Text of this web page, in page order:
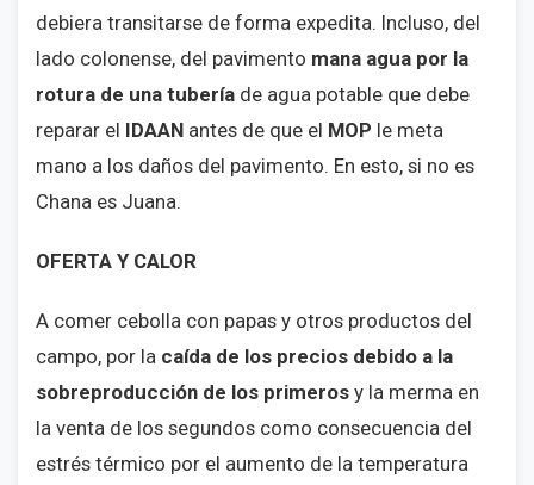
debiera transitarse de forma expedita. Incluso, del
lado colonense, del pavimento mana agua por la
rotura de una tubería de agua potable que debe
reparar el IDAAN antes de que el MOP le meta
mano a los daños del pavimento. En esto, si no es
Chana es Juana.
OFERTA Y CALOR
A comer cebolla con papas y otros productos del
campo, por la caída de los precios debido a la
sobreproducción de los primeros y la merma en
la venta de los segundos como consecuencia del
estrés térmico por el aumento de la temperatura